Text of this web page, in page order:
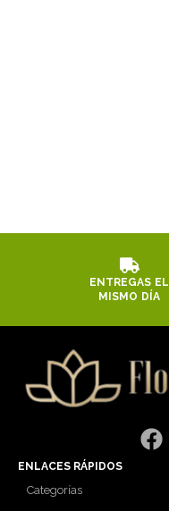
ENTREGAS EL
MISMO DÍA
ENLACES RÁPIDOS
Categorías